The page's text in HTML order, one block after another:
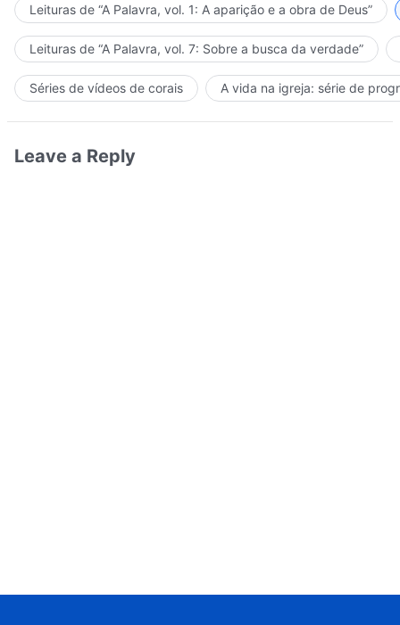
Leituras de “A Palavra, vol. 1: A aparição e a obra de Deus”
Leituras de “A Palavra, vol. 7: Sobre a busca da verdade”
Séries de vídeos de corais A vida na igreja: série de
Leave a Reply